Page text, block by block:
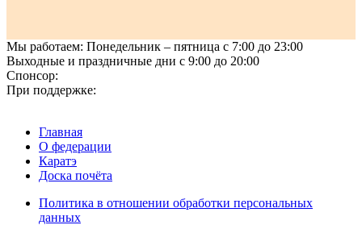
Мы работаем: Понедельник – пятница с 7:00 до 23:00
Выходные и праздничные дни с 9:00 до 20:00
Спонсор:
При поддержке:
Главная
О федерации
Каратэ
Доска почёта
Политика в отношении обработки персональных
данных